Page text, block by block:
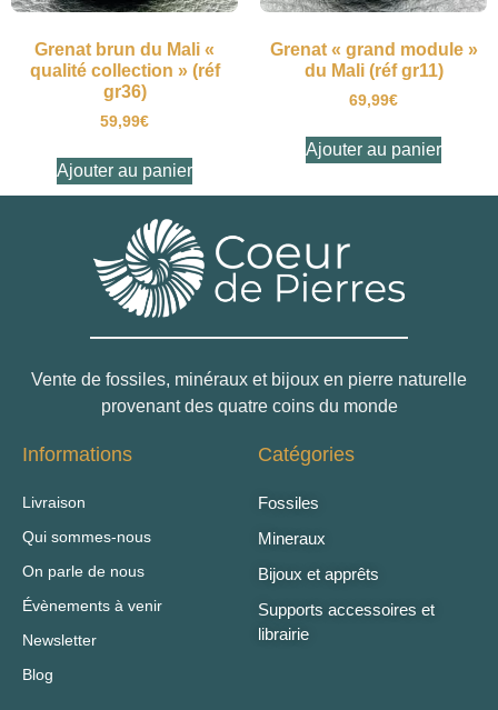
Grenat brun du Mali «
qualité collection » (réf
gr36)
59,99€
Ajouter au panier
Grenat « grand module »
du Mali (réf gr11)
69,99€
Ajouter au panier
Vente de fossiles, minéraux et bijoux en pierre naturelle
provenant des quatre coins du monde
Informations
Livraison
Qui sommes-nous
On parle de nous
Évènements à venir
Newsletter
Blog
Catégories
Fossiles
Mineraux
Bijoux et apprêts
Supports accessoires et
librairie